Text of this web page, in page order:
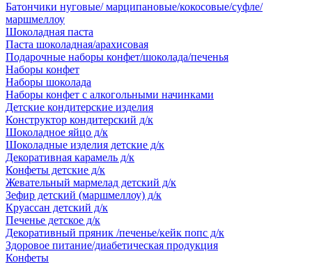
Батончики нуговые/ марципановые/кокосовые/суфле/
маршмеллоу
Шоколадная паста
Паста шоколадная/арахисовая
Подарочные наборы конфет/шоколада/печенья
Наборы конфет
Наборы шоколада
Наборы конфет с алкогольными начинками
Детские кондитерские изделия
Конструктор кондитерский д/к
Шоколадное яйцо д/к
Шоколадные изделия детские д/к
Декоративная карамель д/к
Конфеты детские д/к
Жевательный мармелад детский д/к
Зефир детский (маршмеллоу) д/к
Круассан детский д/к
Печенье детское д/к
Декоративный пряник /печенье/кейк попс д/к
Здоровое питание/диабетическая продукция
Конфеты